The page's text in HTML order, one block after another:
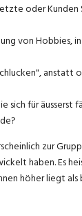
oder Kunden
von Hobbies,
anstatt
sich für
zur
haben. Es
höher liegt als